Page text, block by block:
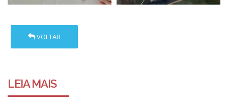
VOLTAR
LEIA MAIS